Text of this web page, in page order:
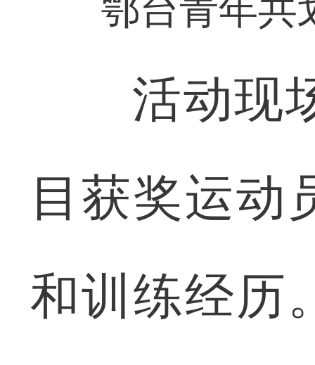
鄂台青年共
活动现场
目获奖运动
和训练经历